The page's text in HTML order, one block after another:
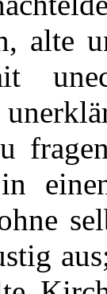
alte